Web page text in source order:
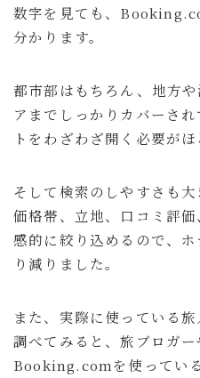
数字を見ても、
分かります。
都市部はもちろん、地方
アまでしっかりカバーさ
トをわざわざ開く必要がほ
そして検索のしやすさも大
価格帯、立地、口コミ評
感的に絞り込めるので、
り減りました。
また、実際に使っている旅
調べてみると、旅ブロガ
Booking.comを使ってい